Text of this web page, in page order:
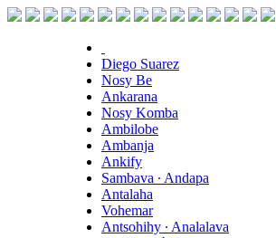
Diego Suarez
Nosy Be
Ankarana
Nosy Komba
Ambilobe
Ambanja
Ankify
Sambava ∙ Andapa
Antalaha
Vohemar
Antsohihy ∙ Analalava